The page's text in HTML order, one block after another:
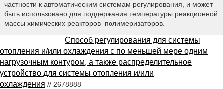
частности к автоматическим системам регулирования, и может
быть использовано для поддержания температуры реакционной
массы химических реакторов–полимеризаторов.
Способ регулирования для системы
отопления и/или охлаждения с по меньшей мере одним
нагрузочным контуром, а также распределительное
устройство для системы отопления и/или
охлаждения // 2678888